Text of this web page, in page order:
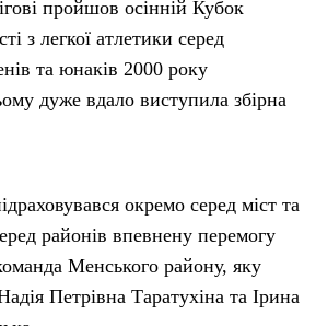
пройшов осінній Кубок
з легкої атлетики серед
та юнаків 2000 року
дуже вдало виступила збірна
окремо серед міст та
районів впевнену перемогу
Менського району, яку
Петрівна Таратухіна та Ірина